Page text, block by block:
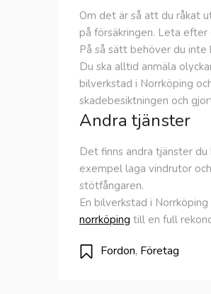
Om det är så att du råkat
på försäkringen. Leta
På så sätt behöver du
Du ska alltid anmäla
bilverkstad i Norrköping
skadebesiktningen och
Andra tjänster
Det finns andra tjänster
exempel laga vindrutor
stötfångaren.
En bilverkstad i
norrköping till en full
Fordon, Företag